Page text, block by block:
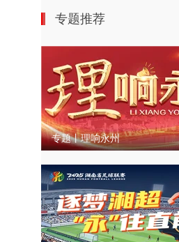
专题推荐
专题丨理响永州